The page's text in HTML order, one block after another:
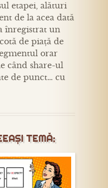
etapei, alături
de la acea dată
înregistrat un
de piață de
orar
când share-ul
de punct… cu
TEMĂ: